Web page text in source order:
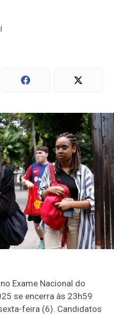
Exame Nacional do
se encerra às 23h59
feira (6). Candidatos